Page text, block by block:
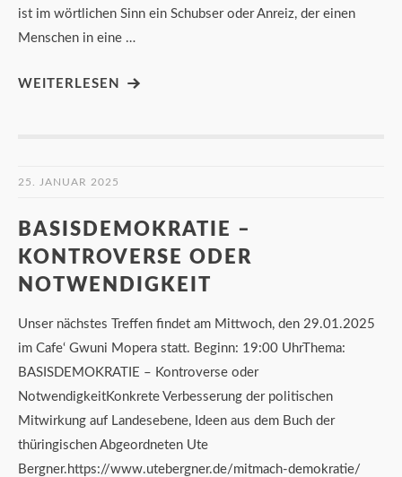
ist im wörtlichen Sinn ein Schubser oder Anreiz, der einen
Menschen in eine …
WEITERLESEN
25. JANUAR 2025
BASISDEMOKRATIE –
KONTROVERSE ODER
NOTWENDIGKEIT
Unser nächstes Treffen findet am Mittwoch, den 29.01.2025
im Cafe‘ Gwuni Mopera statt. Beginn: 19:00 UhrThema:
BASISDEMOKRATIE – Kontroverse oder
NotwendigkeitKonkrete Verbesserung der politischen
Mitwirkung auf Landesebene, Ideen aus dem Buch der
thüringischen Abgeordneten Ute
Bergner.https://www.utebergner.de/mitmach-demokratie/